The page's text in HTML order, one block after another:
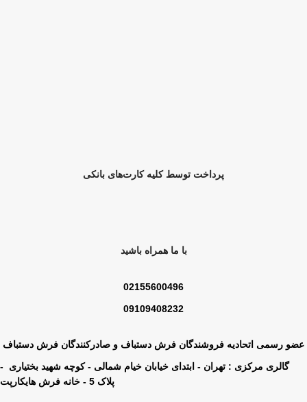
پرداخت توسط کلیه کارت‌های بانکی
با ما همراه باشید
02155600496
09109408232
عضو رسمی اتحادیه فروشندگان فرش دستباف و صادرکنندگان فرش دستباف
گالری مرکزی : تهران - ابتدای خیابان خیام شمالی - کوچه شهید بختیاری -
پلاک 5 - خانه فرش هایکارپت